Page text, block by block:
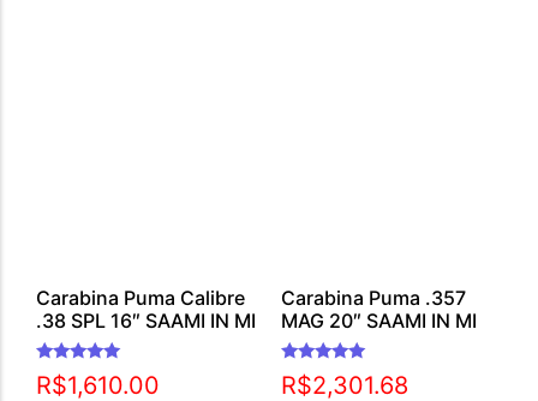
Carabina Puma Calibre
.38 SPL 16″ SAAMI IN MI
Avaliação
5.00
R$1,610.00
Carabina Puma .357
MAG 20″ SAAMI IN MI
Avaliação
5.00
R$2,301.68